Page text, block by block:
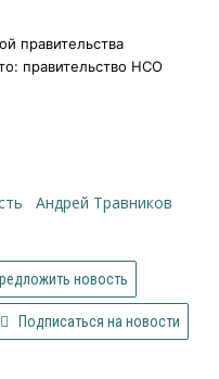
правительства
правительство НСО
Андрей Травников
новость
Подписаться на новости